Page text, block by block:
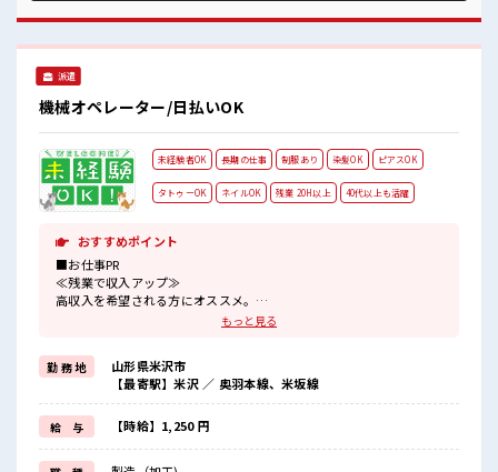
る、 派遣のお仕事です！ ■職場の雰囲気 髪型・髪色自由♪
派手過ぎなければOKだから、 モチベーションもUP！ 残業が
派遣
機械オペレーター/日払いOK
未経験者OK 長期の仕事 制服あり 染髪OK ピアスOK
タトゥーOK ネイルOK 残業 20H以上 40代以上も活躍
おすすめポイント
■お仕事PR
≪残業で収入アップ≫
高収入を希望される方にオススメ。
残業は月20時間以上あります♪
明るすぎたり奇抜でなければ基本的に自由！
(規定有)制服があると毎日の服選びに悩まずOK♪
≪未経験でも活躍できる≫
新しいことにチャレンジするのは不安だけど、
しっかり働く環境が整っています！
イチからスキルUP・ステップUP目指していきましょう！
≪自分に向いている仕事が探せる≫
もっと見る
勤 務 地
山形県米沢市
【最寄駅】米沢 ／ 奥羽本線、米坂線
給 与 【時給】1,250 円